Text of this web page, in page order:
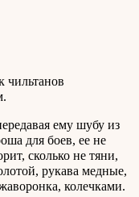
чильтанов
ему шубу из
для боев, ее не
сколько не тяни,
рукава медные,
колечками.